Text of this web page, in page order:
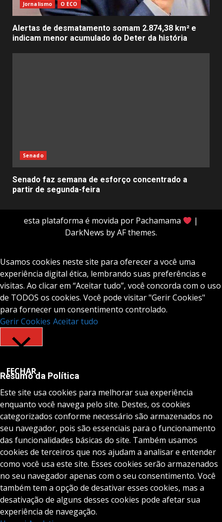
Jornalismo O ECO
Alertas de desmatamento somam 2.874,38 km² e
indicam menor acumulado do Deter da história
Senado
Senado faz semana de esforço concentrado a
partir de segunda-feira
esta plataforma é movida por Pachamama
|
DarkNews by AF themes.
Usamos cookies neste site para oferecer a você uma
experiência digital ética, lembrando suas preferências e
visitas. Ao clicar em “Aceitar tudo”, você concorda com o uso
de TODOS os cookies. Você pode visitar "Gerir Cookies"
para fornecer um consentimento controlado.
Gerir Cookies Aceitar tudo
FECHAR
Resumo da Política
Este site usa cookies para melhorar sua experiência
enquanto você navega pelo site. Destes, os cookies
categorizados conforme necessário são armazenados no
seu navegador, pois são essenciais para o funcionamento
das funcionalidades básicas do site. Também usamos
cookies de terceiros que nos ajudam a analisar e entender
como você usa este site. Esses cookies serão armazenados
no seu navegador apenas com o seu consentimento. Você
também tem a opção de desativar esses cookies, mas a
desativação de alguns desses cookies pode afetar sua
experiência de navegação.